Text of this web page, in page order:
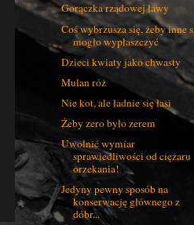
Gorączka rządowej ławy
Coś wybrzusza się, żeby inne
mogło wypłaszczyć
Dzieci kwiaty jako chwasty
Mulan róż
Nie kot, ale ładnie się łasi
Żeby zero było zerem
Uwolnić wymiar
sprawiedliwości od ciężaru
orzekania!
Jedyny pewny sposób na
konserwację głównego z
dóbr...